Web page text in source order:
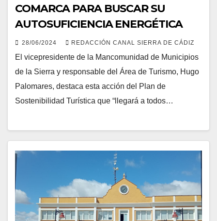
COMARCA PARA BUSCAR SU
AUTOSUFICIENCIA ENERGÉTICA
28/06/2024 REDACCIÓN CANAL SIERRA DE CÁDIZ
El vicepresidente de la Mancomunidad de Municipios
de la Sierra y responsable del Área de Turismo, Hugo
Palomares, destaca esta acción del Plan de
Sostenibilidad Turística que “llegará a todos…